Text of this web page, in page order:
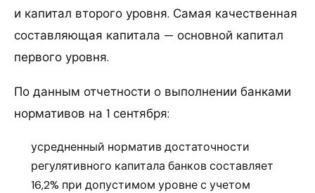
и капитал второго уровня. Самая качественная
составляющая капитала — основной капитал
первого уровня.
По данным отчетности о выполнении банками
нормативов на 1 сентября:
усредненный норматив достаточности
регулятивного капитала банков составляет
16,2% при допустимом уровне с учетом